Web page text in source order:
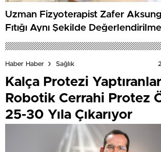
Uzman Fizyoterapist Zafer
Fıtığı Aynı Şekilde
Haber Haber Sağlık
Kalça Protezi
Robotik Cerrahi Protez
25-30 Yıla Çıkarıyor